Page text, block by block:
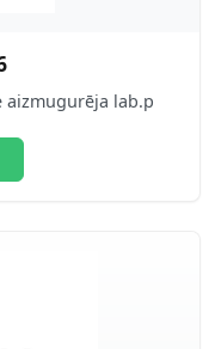
aizmugurēja lab.p